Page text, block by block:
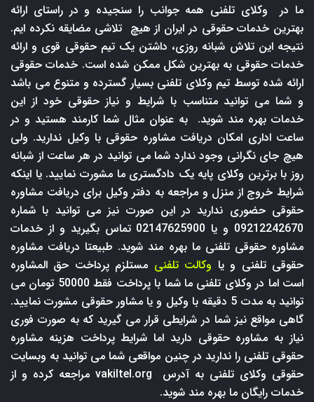
ما در وکلای تلفنی همه جوانب را سنجیده و در راستای ارائه
بهترین خدمات حقوقی در ایران از هیچ تلاشی مضایقه نکرده ایم.
نتیجه این تلاش شبانه روزی، داشتن یک تیم حقوقی قوی و ارائه
خدمات حقوقی به بهترین شکل ممکن شده است. خدمات حقوقی
ارائه شده توسط تیم وکلای تلفنی بسیار گسترده و متنوع می باشد
و شما می توانید متناسب با شرایط و نیاز حقوقی خود از این
خدمات بهره مند شوید. به عنوان مثال شما کارمند هستید و در
ساعت اداری امکان دریافت مشاوره حقوقی با وکیل ندارید. ولی
هیچ جای نگرانی وجود ندارد شما می توانید در هر ساعت از شبانه
روز با برترین وکلای پایه یک دادگستری ما مشورت نمایید. یا اینکه
شرایط خروج از منزل و مراجعه به دفتر وکیل برای دریافت مشاوره
حقوقی حضوری ندارید در این صورت نیز می توانید با شماره
09212242670 و یا 02147625900 تماس بگیرید و از خدمات
مشاوره حقوقی تلفنی ما بهره مند شوید. طبیعتا دریافت مشاوره
حقوقی تلفنی و یا وکالت تلفنی مستلزم پرداخت حق المشاوره
است اما در وکلای تلفنی ما شما با پرداخت فقط 50000 تومان می
توانید به مدت 5 دقیقه با وکیل و یا مشاور حقوقی مشورت نمایید.
گاهی مواقع نیز شما در شرایطی قرار می گیرید که به صورت فوری
نیاز به مشاوره حقوقی دارید اما شرایط پرداخت هزینه مشاوره
حقوقی تلفنی را ندارید در چنین مواقعی شما می توانید به وبسایت
حقوقی وکلای تلفنی به آدرس
vakiltel.org مراجعه کرده و از
خدمات رایگان ما بهره مند شوید.